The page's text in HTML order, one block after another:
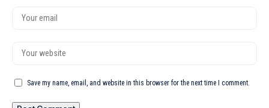
Save my name, email, and website in this browser for the next time I comment.